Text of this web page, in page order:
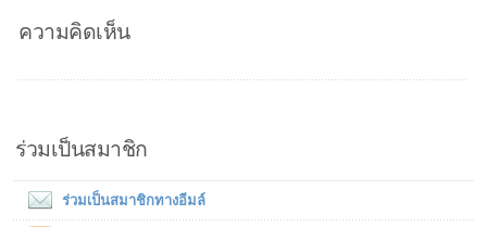
ความคิดเห็น
ร่วมเป็นสมาชิก
ร่วมเป็นสมาชิกทางอีมล์